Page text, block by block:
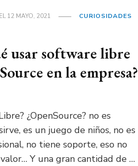
12 MAYO, 2021 CURIOSIDADES
usar software libre
en la empresa?
¿OpenSource? no es
es un juego de niños, no es
no tiene soporte, eso no
Y una gran cantidad de …